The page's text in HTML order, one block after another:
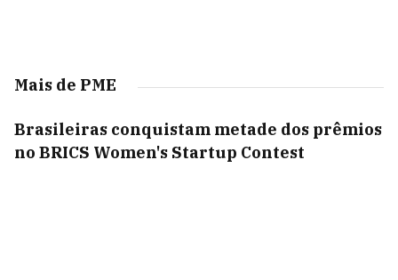
Mais de PME
Brasileiras conquistam metade dos prêmios
no BRICS Women's Startup Contest